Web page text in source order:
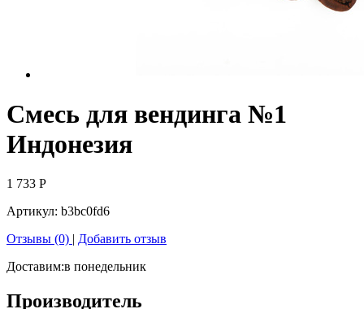
Смесь для вендинга №1
Индонезия
1 733 Р
Артикул: b3bc0fd6
Отзывы (0) | Добавить отзыв
Доставим:в понедельник
Производитель